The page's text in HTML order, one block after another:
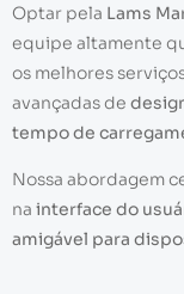
Optar pela Lams
equipe altamente
os melhores
avançadas de
tempo de
Nossa abordagem
na interface do
amigável para